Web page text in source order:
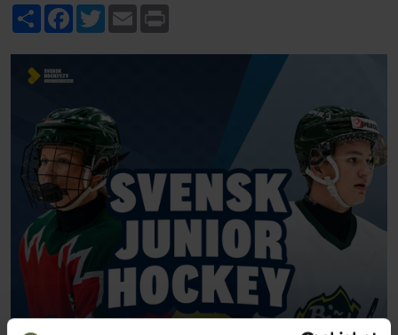
ShareFacebook
TwitterEmail